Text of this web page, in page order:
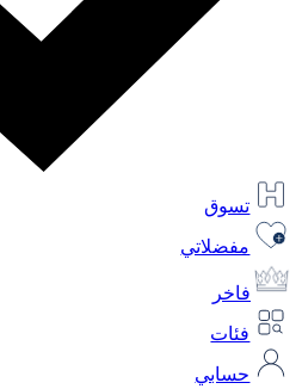
تسوق
مفضلاتي
فاخر
فئات
حسابي